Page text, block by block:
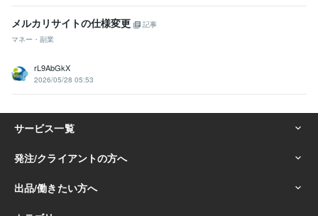
メルカリサイトの仕様変更
記事
マネー・副業
rL9AbGkX
2026/05/28 05:53